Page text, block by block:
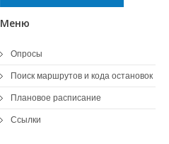
Меню
Опросы
Поиск маршрутов и кода остановок
Плановое расписание
Ссылки